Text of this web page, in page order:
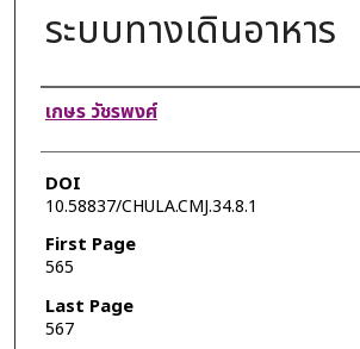
ระบบทางเดินอาหาร
Authors
เกษร วัชรพงศ์
DOI
10.58837/CHULA.CMJ.34.8.1
First Page
565
Last Page
567